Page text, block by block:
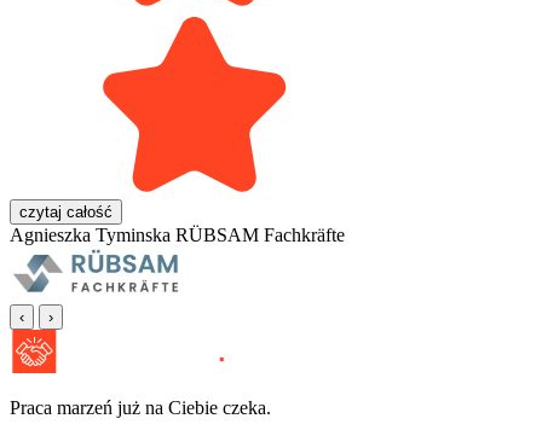
czytaj całość
Agnieszka Tyminska RÜBSAM Fachkräfte
‹ ›
Praca marzeń już na Ciebie czeka.